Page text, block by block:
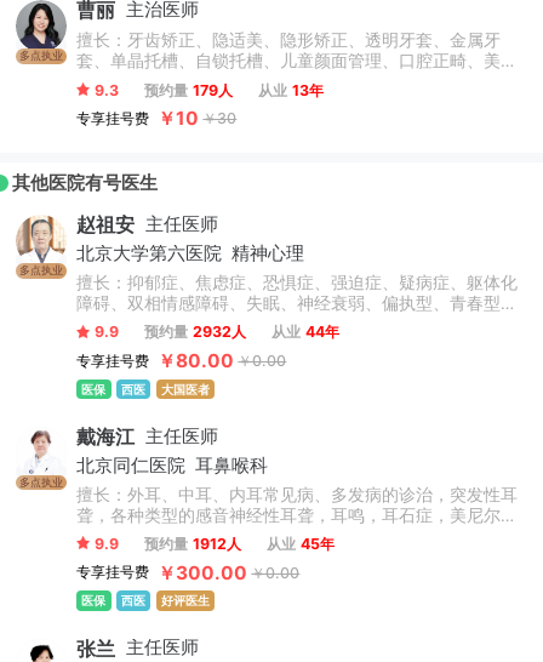
多点执业
曹丽 主治医师
擅长：牙齿矫正、隐适美、隐形矫正、透明牙套、金属牙
套、单晶托槽、自锁托槽、儿童颜面管理、口腔正畸、美学
正畸、口腔正畸、地包天、反颌、牙齿拥挤、牙缝、开颌；
成人及儿童各类骨性、牙性错颌畸形、儿童早期矫治、隐形
矫治、磨牙远中直立等正畸修复联合治疗，及正畸—正颌联
长久稳定。
9.3 预约量 179人 从业 13年
专享挂号费
￥10 ￥30
其他医院有号医生
多点执业
赵祖安 主任医师
北京大学第六医院 精神心理
擅长：抑郁症、焦虑症、恐惧症、强迫症、疑病症、躯体化
障碍、双相情感障碍、失眠、神经衰弱、偏执型、青春型、
紧张型、单纯型、未定型及其他型或待分类的精神障碍等精
神疾病。躁狂症、双相情感障碍、精神康复、精神障碍、精
神心理、睡眠障碍科、躁狂症、恐惧症、神经官能症、植物
神经紊乱、头痛头晕、更年期综合征、心理咨询、注意力不
9.9 预约量 2932人 从业 44年
专享挂号费
￥80.00 ￥0.00
医保 西医 大国医者
多点执业
戴海江 主任医师
北京同仁医院 耳鼻喉科
擅长：外耳、中耳、内耳常见病、多发病的诊治，突发性耳
聋，各种类型的感音神经性耳聋，耳鸣，耳石症，美尼尔氏
病等疾病的内外科治疗。先天性外中耳畸形的听力重建和整
形；慢性化脓性中耳炎的外科治疗，咽鼓管的解剖学研究，
义耳的临床和基础研究等。
9.9 预约量 1912人 从业 45年
专享挂号费
￥300.00 ￥0.00
医保 西医 好评医生
张兰 主任医师